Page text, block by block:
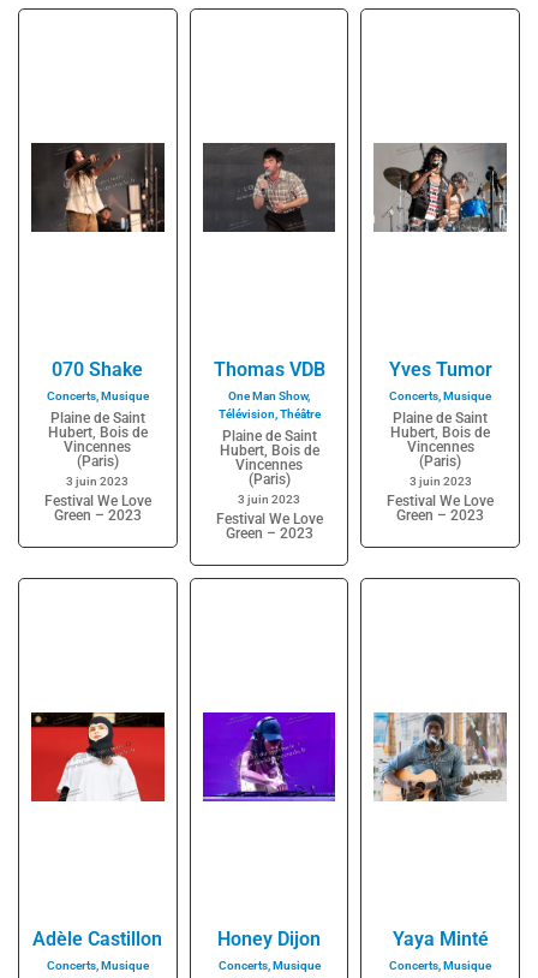
070 Shake
Concerts,Musique
Plaine de Saint
Hubert, Bois de
Vincennes
(Paris)
3 juin 2023
Festival We Love
Green – 2023
Thomas VDB
One Man Show,
Télévision,Théâtre
Plaine de Saint
Hubert, Bois de
Vincennes
(Paris)
3 juin 2023
Festival We Love
Green – 2023
Yves Tumor
Concerts,Musique
Plaine de Saint
Hubert, Bois de
Vincennes
(Paris)
3 juin 2023
Festival We Love
Green – 2023
Adèle Castillon
Concerts,Musique
Honey Dijon
Concerts,Musique
Yaya Minté
Concerts,Musique